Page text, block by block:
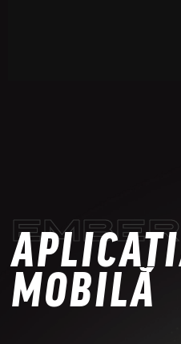
MOBILĂ